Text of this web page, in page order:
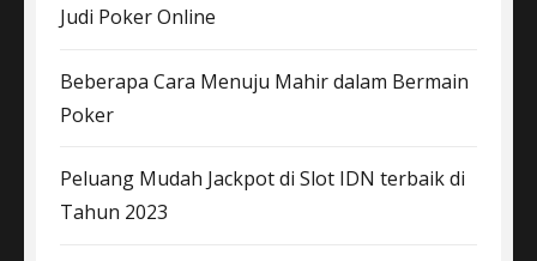
Judi Poker Online
Beberapa Cara Menuju Mahir dalam Bermain
Poker
Peluang Mudah Jackpot di Slot IDN terbaik di
Tahun 2023